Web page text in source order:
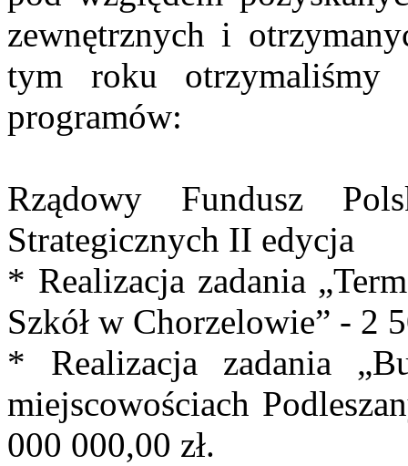
zewnętrznych i
tym roku
programów:
Rządowy Fundusz
Strategicznych II edycja
* Realizacja zadania
Szkół w Chorzelowie” - 2
* Realizacja zadania
miejscowościach
000 000,00 zł.